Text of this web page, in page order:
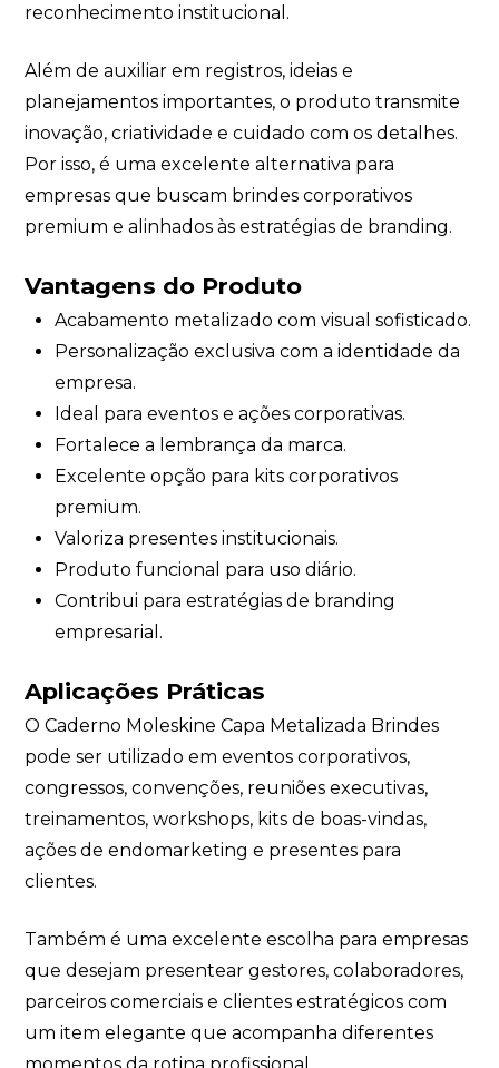
reconhecimento institucional.
Além de auxiliar em registros, ideias e
planejamentos importantes, o produto transmite
inovação, criatividade e cuidado com os detalhes.
Por isso, é uma excelente alternativa para
empresas que buscam brindes corporativos
premium e alinhados às estratégias de branding.
Vantagens do Produto
Acabamento metalizado com visual sofisticado.
Personalização exclusiva com a identidade da
empresa.
Ideal para eventos e ações corporativas.
Fortalece a lembrança da marca.
Excelente opção para kits corporativos
premium.
Valoriza presentes institucionais.
Produto funcional para uso diário.
Contribui para estratégias de branding
empresarial.
Aplicações Práticas
O Caderno Moleskine Capa Metalizada Brindes
pode ser utilizado em eventos corporativos,
congressos, convenções, reuniões executivas,
treinamentos, workshops, kits de boas-vindas,
ações de endomarketing e presentes para
clientes.
Também é uma excelente escolha para empresas
que desejam presentear gestores, colaboradores,
parceiros comerciais e clientes estratégicos com
um item elegante que acompanha diferentes